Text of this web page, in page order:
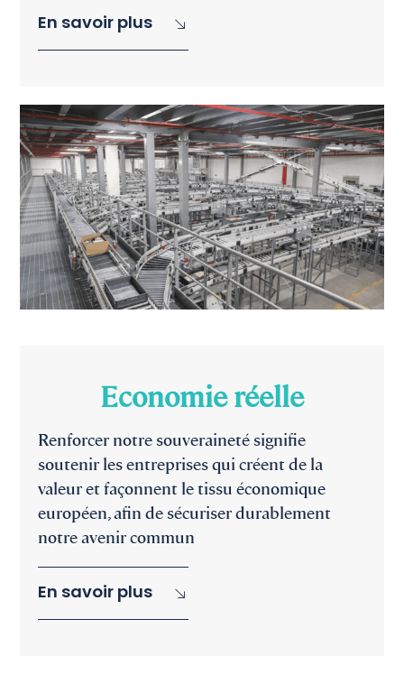
En savoir plus
Economie réelle
Renforcer notre souveraineté signifie
soutenir les entreprises qui créent de la
valeur et façonnent le tissu économique
européen, afin de sécuriser durablement
notre avenir commun
En savoir plus